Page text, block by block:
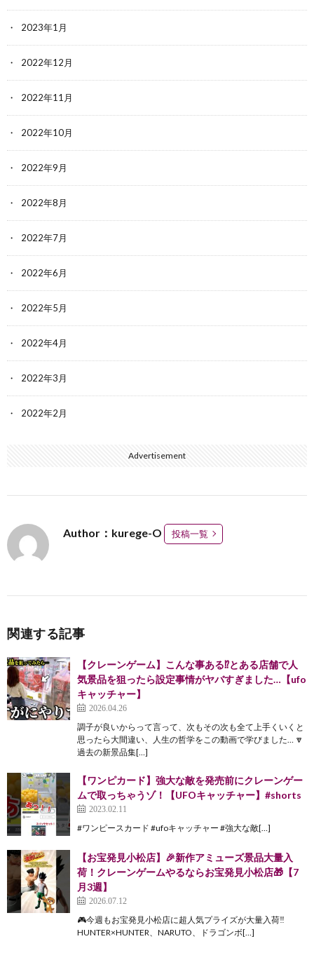
2023年1月
2022年12月
2022年11月
2022年10月
2022年9月
2022年8月
2022年7月
2022年6月
2022年5月
2022年4月
2022年3月
2022年2月
Advertisement
Author：kurege-O 投稿一覧
関連する記事
【クレーンゲーム】こんな事ある⁉︎とある店舗で人
気景品を狙ったら設定事情がヤバすぎました…【ufo
キャッチャー】
2026.04.26
調子が良いからって言って、次もその次も全て上手くいくと
思ったら大間違い、人生の哲学をこの動画で学びました… 🔽
過去の新景品集[…]
【ワンピカード】強大な敵を発売前にクレーンゲー
ムで取っちゃうゾ！【UFOキャッチャー】#shorts
2023.02.11
#ワンピースカード #ufoキャッチャー #強大な敵[…]
【お宝発見小松店】🎉新作アミューズ景品大量入
荷！クレーンゲームやるならお宝発見小松店🎁【7
月3週】
2026.07.12
🎮今週もお宝発見小松店に超人気プライズが大量入荷‼️
HUNTER×HUNTER、NARUTO、ドラゴンボ[…]